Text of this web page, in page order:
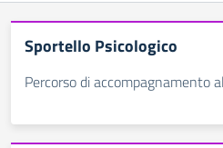
Sportello Psicologico
Percorso di accompagnamento